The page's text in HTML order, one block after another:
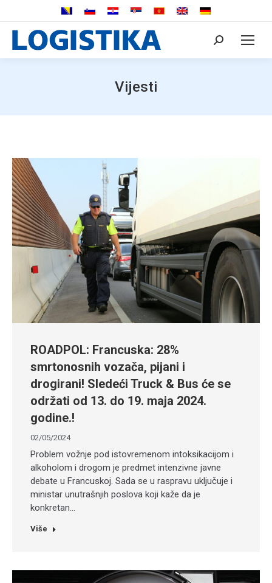
Search:
Vijesti
ROADPOL: Francuska: 28%
smrtonosnih vozača, pijani i
drogirani! Sledeći Truck & Bus će se
održati od 13. do 19. maja 2024.
godine.!
02/05/2024
Problem vožnje pod istovremenom intoksikacijom i
alkoholom i drogom je predmet intenzivne javne
debate u Francuskoj. Sada se u raspravu uključuje i
ministar unutrašnjih poslova koji kaže da je
konkretan…
Više